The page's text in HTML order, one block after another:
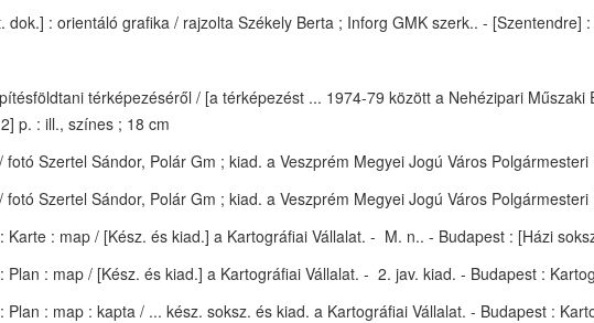
dok.] : orientáló grafika / rajzolta Székely Berta ; Inforg GMK szerk.. -
térképezéséről / [a térképezést ... 1974-79 között a Nehézipari
p. : ill., színes ; 18 cm
Szertel Sándor, Polár Gm ; kiad. a Veszprém Megyei Jogú Város
Szertel Sándor, Polár Gm ; kiad. a Veszprém Megyei Jogú Város
Karte : map / [Kész. és kiad.] a Kartográfiai Vállalat. - M. n.. - Budapest : [Házi
Plan : map / [Kész. és kiad.] a Kartográfiai Vállalat. - 2. jav. kiad. - Budapest :
Plan : map : kapta / ... kész. soksz. és kiad. a Kartográfiai Vállalat. - Budapest :